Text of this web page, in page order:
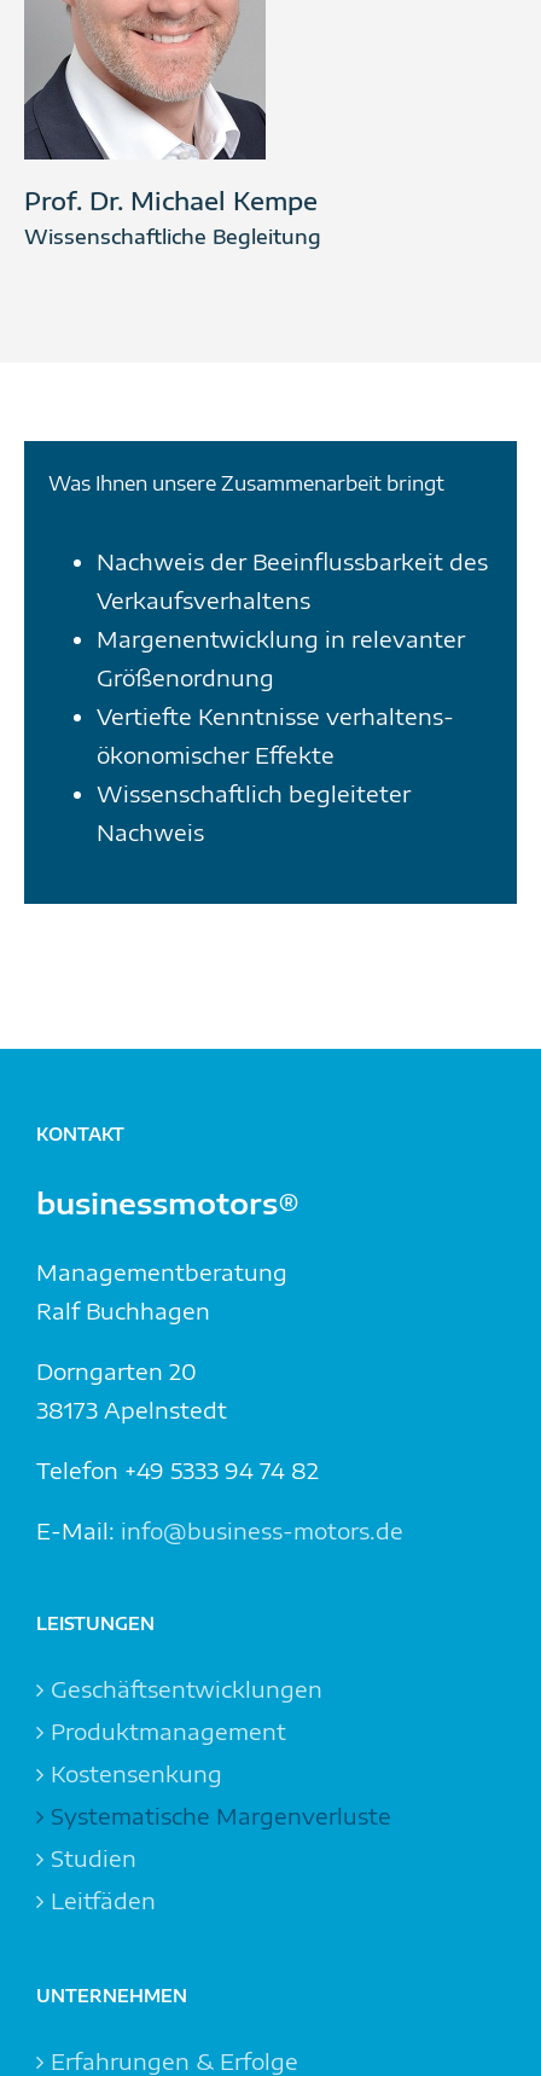
Prof. Dr. Michael Kempe
Wissenschaftliche Begleitung
Was Ihnen unsere Zusammenarbeit bringt
Nachweis der Beeinflussbarkeit des
Verkaufs­verhaltens
Margenentwicklung in relevanter
Größenordnung
Vertiefte Kenntnisse verhaltens­
ökonomischer Effekte
Wissenschaftlich begleiteter
Nachweis
KONTAKT
businessmotors®
Managementberatung
Ralf Buchhagen
Dorngarten 20
38173 Apelnstedt
Telefon +49 5333 94 74 82
E-Mail: info@business-motors.de
LEISTUNGEN
Geschäftsentwicklungen
Produktmanagement
Kostensenkung
Systemat­ische Margen­verluste
Studien
Leitfäden
UNTERNEHMEN
Erfahrungen & Erfolge